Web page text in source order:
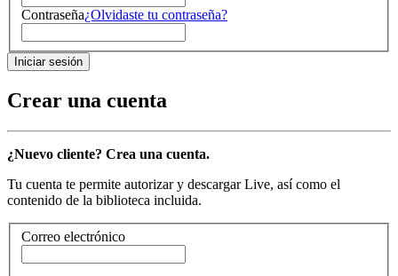
Contraseña¿Olvidaste tu contraseña?
Crear una cuenta
¿Nuevo cliente? Crea una cuenta.
Tu cuenta te permite autorizar y descargar Live, así como el
contenido de la biblioteca incluida.
Correo electrónico